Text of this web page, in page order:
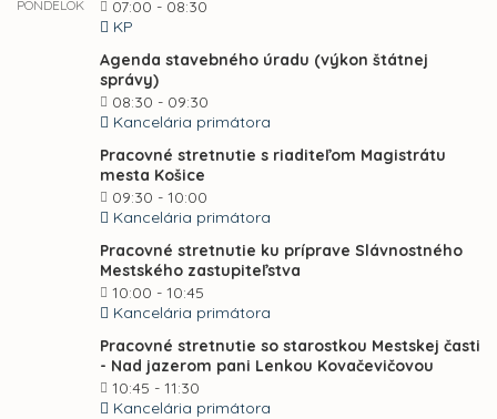
PONDELOK
07:00 - 08:30
KP
Agenda stavebného úradu (výkon štátnej
správy)
08:30 - 09:30
Kancelária primátora
Pracovné stretnutie s riaditeľom Magistrátu
mesta Košice
09:30 - 10:00
Kancelária primátora
Pracovné stretnutie ku príprave Slávnostného
Mestského zastupiteľstva
10:00 - 10:45
Kancelária primátora
Pracovné stretnutie so starostkou Mestskej časti
- Nad jazerom pani Lenkou Kovačevičovou
10:45 - 11:30
Kancelária primátora